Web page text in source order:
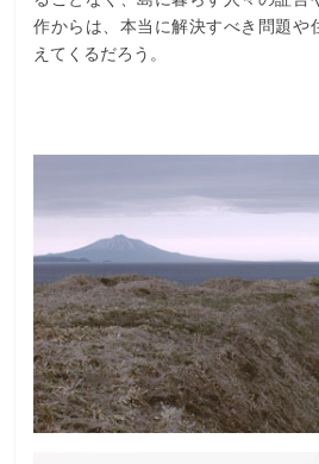
作からは、本当に解決すべき問題や
えてくるだろう。